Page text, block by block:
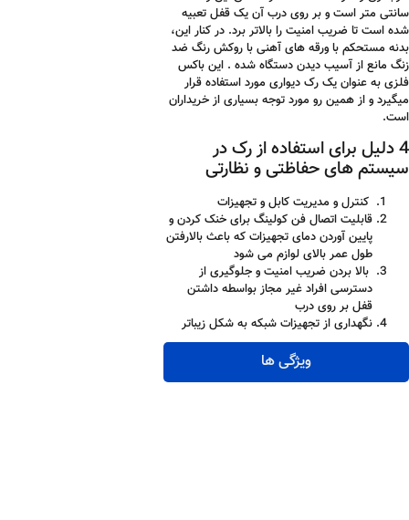
ویژگی ها
سانتی متر است و بر روی درب آن یک قفل تعبیه
شده است تا ضریب امنیت را بالاتر برد. در کنار این،
بدنه مستحکم با ورقه های آهنی با روکش رنگ ضد
زنگ مانع از آسیب دیدن دستگاه شده . این باکس
فلزی به عنوان یک رک دیواری مورد استفاده قرار
میگیرد و از همین رو مورد توجه بسیاری از خریداران
است.
4 دلیل برای استفاده از رک در
سیستم های حفاظتی و نظارتی
کنترل و مدیریت کابل و تجهیزات
قابلیت اتصال فن کولینگ برای خنک کردن و
پایین آوردن دمای تجهیزات که باعث بالارفتن
طول عمر بالای لوازم می شود
بالا بردن ضریب امنیت و جلوگیری از
دسترسی افراد غیر مجاز بواسطه داشتن
قفل بر روی درب
نگهداری از تجهیزات شبکه به شکل زیباتر